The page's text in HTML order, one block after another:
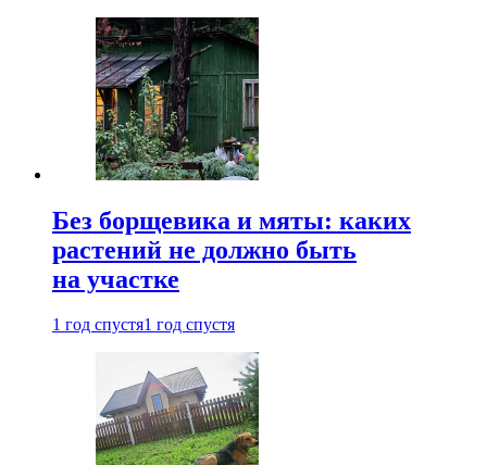
Без борщевика и мяты: каких
растений не должно быть
на участке
1 год спустя1 год спустя